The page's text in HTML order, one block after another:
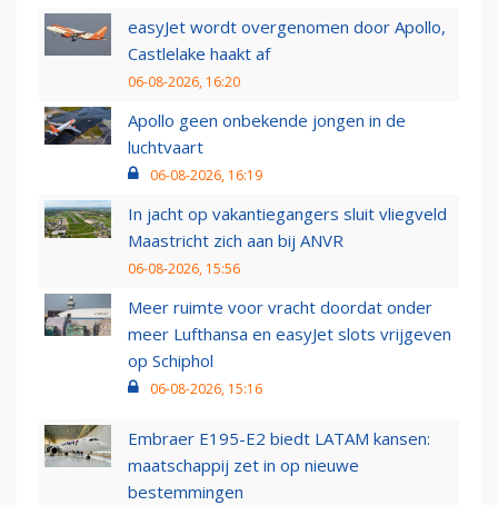
easyJet wordt overgenomen door Apollo,
Castlelake haakt af
06-08-2026, 16:20
Apollo geen onbekende jongen in de
luchtvaart
06-08-2026, 16:19
In jacht op vakantiegangers sluit vliegveld
Maastricht zich aan bij ANVR
06-08-2026, 15:56
Meer ruimte voor vracht doordat onder
meer Lufthansa en easyJet slots vrijgeven
op Schiphol
06-08-2026, 15:16
Embraer E195-E2 biedt LATAM kansen:
maatschappij zet in op nieuwe
bestemmingen